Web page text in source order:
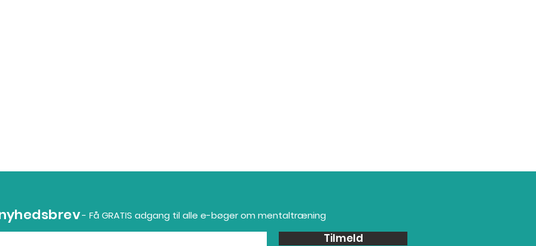
- Få GRATIS adgang til alle e-bøger om mentaltræning
Tilmeld